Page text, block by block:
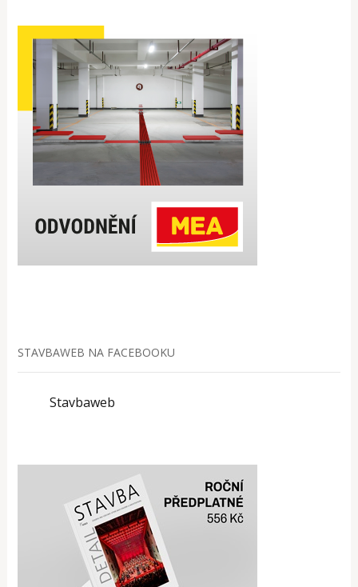
STAVBAWEB NA FACEBOOKU
Stavbaweb